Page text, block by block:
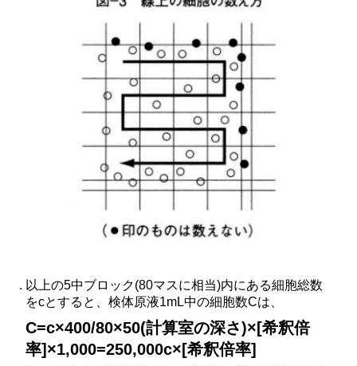
以上の5中ブロック(80マスに相当)内にある細胞総数
をcとすると、検体原液1mL中の細胞数Cは、
C=c×400/80×50(計算室の深さ)×[希釈倍
率]×1,000=250,000c×[希釈倍率]